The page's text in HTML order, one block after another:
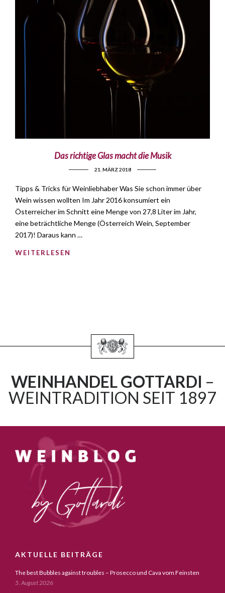
Das richtige Glas macht die Musik
21. MÄRZ 2018
Tipps & Tricks für Weinliebhaber Was Sie schon immer über
Wein wissen wollten Im Jahr 2016 konsumiert ein
Österreicher im Schnitt eine Menge von 27,8 Liter im Jahr,
eine beträchtliche Menge (Österreich Wein, September
2017)! Daraus kann …
WEITERLESEN
WEINHANDEL GOTTARDI –
WEINTRADITION SEIT 1897
AKTUELLE BEITRÄGE
The best Bubbles against troubles – Prosecco und Cava vom Feinsten
5. August 2026